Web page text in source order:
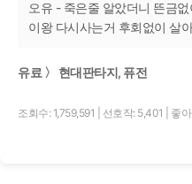
오유 - 죽은줄 알았더니 뜬금
이왕 다시사는거 후회없이 살
유료 〉 현대판타지, 퓨전
조회수: 1,759,591 선호작: 5,401 좋